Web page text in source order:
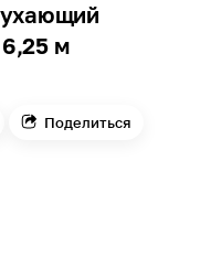
м
Поделиться